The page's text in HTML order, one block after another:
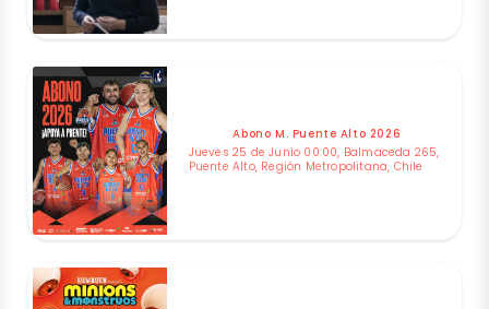
Abono M. Puente Alto 2026
Jueves 25 de Junio 00:00, Balmaceda 265,
Puente Alto, Región Metropolitana, Chile